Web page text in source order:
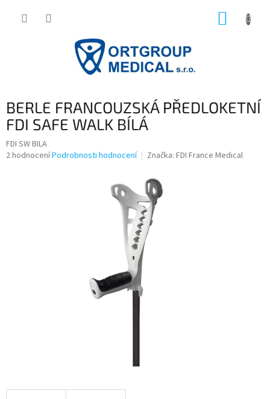
BERLE FRANCOUZSKÁ PŘEDLOKETNÍ
FDI SAFE WALK BÍLÁ
FDI SW BILA
Průměrné
2 hodnoceníPodrobnosti hodnocení Značka: FDI France Medical